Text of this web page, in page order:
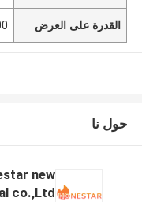
القدرة على العرض
حول نا
new